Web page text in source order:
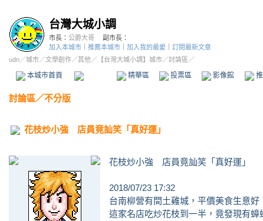
台灣大城小調
市長： 公爵大哥
副市長：
加入本城市
推薦本城市 加入我的最愛
訂閱最新文章
udn／城市／文學創作／其他 ／ 【台灣大城小調】城市／討論區／
本城市首頁 精華區 投票區 影像館
討論區／不分版
花枝炒小強 店員竟訕笑「真好運」
花枝炒小強 店員竟訕笑「真好運」
2018/07/23 17:32
台南柳營有間土雞城，平價美食生意
這家名店吃炒花枝到一半，竟發現有